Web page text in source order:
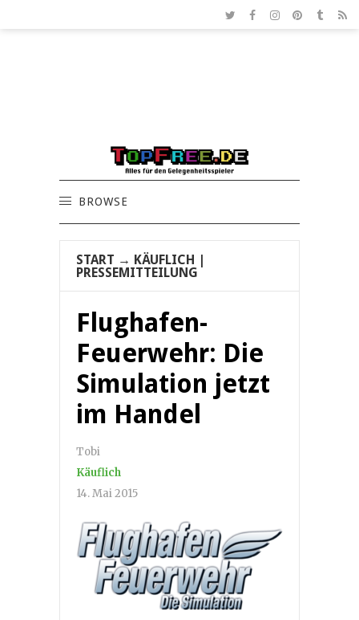
BROWSE
START → KÄUFLICH
PRESSEMITTEILUNG
Flughafen-
Feuerwehr: Die
Simulation jetzt
im Handel
Tobi
Käuflich
14. Mai 2015